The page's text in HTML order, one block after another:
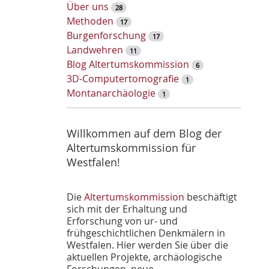
o
r
t
-
S
u
c
e
Über uns 28
Methoden 17
Burgenforschung 17
Landwehren 11
Blog Altertumskommission 6
3D-Computertomografie 1
Montanarchäologie 1
Willkommen auf dem Blog der
Altertumskommission für
Westfalen!
DieAltertumskommission beschäftigt
sich mit der Erhaltung und
Erforschung von ur- und
frühgeschichtlichen Denkmälern in
Westfalen. Hier werden Sie über die
aktuellen Projekte, archäologische